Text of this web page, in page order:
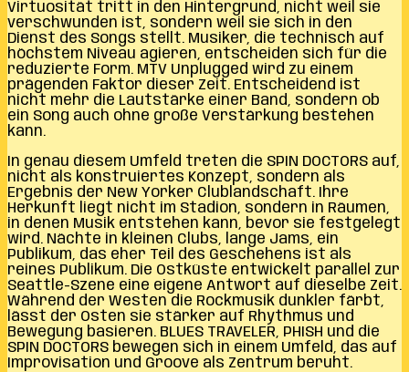
Virtuosität tritt in den Hintergrund, nicht weil sie
verschwunden ist, sondern weil sie sich in den
Dienst des Songs stellt. Musiker, die technisch auf
höchstem Niveau agieren, entscheiden sich für die
reduzierte Form. MTV Unplugged wird zu einem
prägenden Faktor dieser Zeit. Entscheidend ist
nicht mehr die Lautstärke einer Band, sondern ob
ein Song auch ohne große Verstärkung bestehen
kann.
In genau diesem Umfeld treten die SPIN DOCTORS auf,
nicht als konstruiertes Konzept, sondern als
Ergebnis der New Yorker Clublandschaft. Ihre
Herkunft liegt nicht im Stadion, sondern in Räumen,
in denen Musik entstehen kann, bevor sie festgelegt
wird. Nächte in kleinen Clubs, lange Jams, ein
Publikum, das eher Teil des Geschehens ist als
reines Publikum. Die Ostküste entwickelt parallel zur
Seattle-Szene eine eigene Antwort auf dieselbe Zeit.
Während der Westen die Rockmusik dunkler färbt,
lässt der Osten sie stärker auf Rhythmus und
Bewegung basieren. BLUES TRAVELER, PHISH und die
SPIN DOCTORS bewegen sich in einem Umfeld, das auf
Improvisation und Groove als Zentrum beruht.